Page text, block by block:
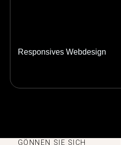
Responsives Webdesign
GÖNNEN SIE SICH